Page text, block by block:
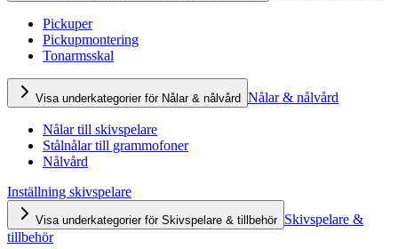
Pickuper
Pickupmontering
Tonarmsskal
Visa underkategorier för Nålar & nålvård Nålar & nålvård
Nålar till skivspelare
Stålnålar till grammofoner
Nålvård
Inställning skivspelare
Visa underkategorier för Skivspelare & tillbehör Skivspelare &
tillbehör